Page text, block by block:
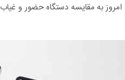
به مقایسه دستگاه حضور و